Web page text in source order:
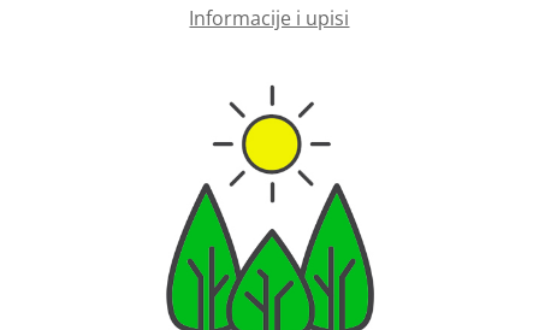
Informacije i upisi